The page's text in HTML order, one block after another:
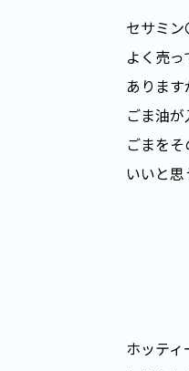
セサミ
よく売
ありま
ごま油
ごまを
いいと思
ホッテ